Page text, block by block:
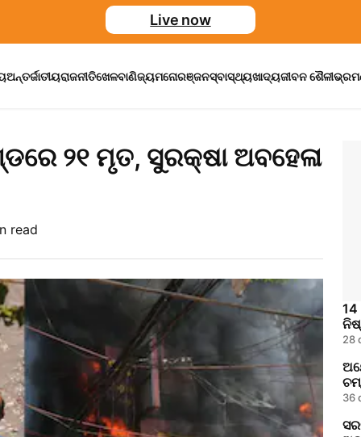
Live now
ଅନ୍ତର୍ଜାତୀୟରାଜନୀତିଖେଳବାଣିଜ୍ୟମନୋରଞ୍ଜନସ୍ବାସ୍ଥ୍ୟଖାଦ୍ୟଜୀବନ ଶୈଳୀ
୨୧ ମୃତ, ସୁରକ୍ଷା ଅବହେଳା
read
14
28
36